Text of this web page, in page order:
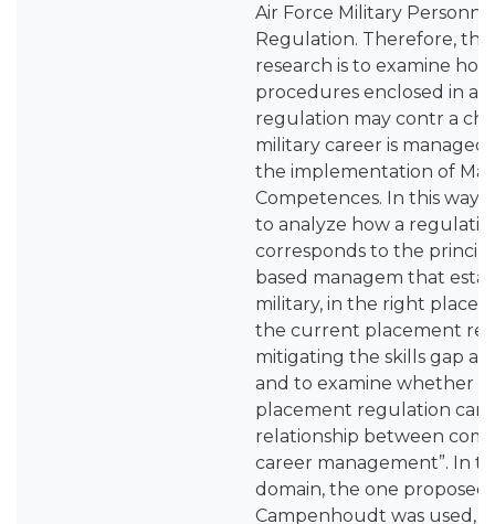
Air Force Military
Regulation. Therefore,
research is to examine
procedures enclosed in a
regulation may contr a
military career is
the implementation of
Competences. In this way,
to analyze how a
corresponds to the
based managem that
military, in the right place
the current placement
mitigating the skills gap
and to examine whether
placement regulation can
relationship between
career management”. In
domain, the one proposed
Campenhoudt was used,